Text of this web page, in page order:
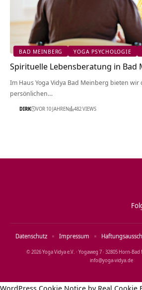
BAD MEINBERG YOGA PSYCHOLOGIE
Spirituelle Lebensberatung in Bad
Im Haus Yoga Vidya Bad Meinberg bieten
persönlichen…
DIRK VOR 10 JAHREN 482 VIEWS
© 2026 Yoga Vidya e.V. · Yogaweg 7 · 32805 Horn‑Bad
info@yoga‑vidya.de
Datenschutz Impressum